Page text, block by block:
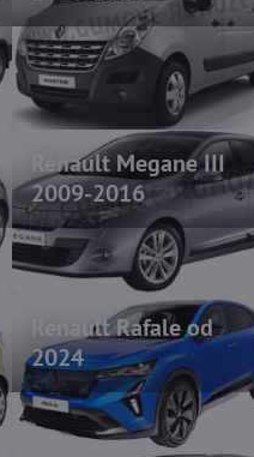
Renault Megane III
2009-2016
Renault Rafale od
2024